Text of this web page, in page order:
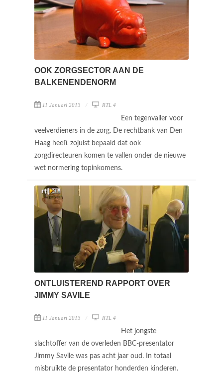
OOK ZORGSECTOR AAN DE
BALKENENDENORM
11 Januari 2013 RTL 4
Een tegenvaller voor
veelverdieners in de zorg. De rechtbank van Den
Haag heeft zojuist bepaald dat ook
zorgdirecteuren komen te vallen onder de nieuwe
wet normering topinkomens.
ONTLUISTEREND RAPPORT OVER
JIMMY SAVILE
11 Januari 2013 RTL 4
Het jongste
slachtoffer van de overleden BBC-presentator
Jimmy Savile was pas acht jaar oud. In totaal
misbruikte de presentator honderden kinderen.